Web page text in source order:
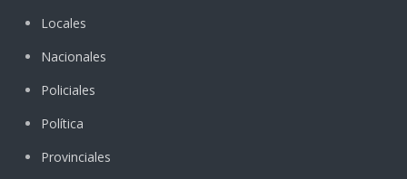
Locales
Nacionales
Policiales
Política
Provinciales